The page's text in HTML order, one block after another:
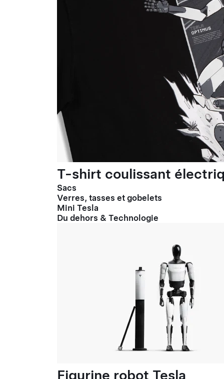
T-shirt coulissant
Sacs
Verres, tasses et gobelets
Mini Tesla
Du dehors & Technologie
Figurine robot Tesla